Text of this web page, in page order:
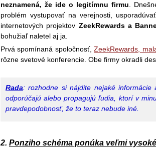
neznamená, že ide o legitímnu firmu .
problém vystupovať na verejnosti,
internetových projektov ZeekRewards a
bohužiaľ naletel aj ja.
Prvá spomínaná spoločnosť,ZeekRewards,
rôzne svetové konferencie. Obe firmy okradli
Rada: rozhodne si nájdite nejaké
odporúčajú alebo propagujú ľudia, ktorí v
pravdepodobnosť, že to teraz nebude iné.
2. Ponziho schéma ponúka veľmi